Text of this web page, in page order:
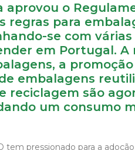
aprovou o
regras para
se com várias
em Portugal. A
a
embalagens
reciclagem são
um consumo
tem pressionado para a